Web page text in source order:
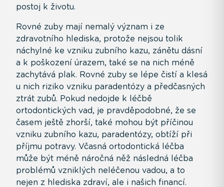
postoj k životu.
Rovné zuby mají nemalý význam i ze
zdravotního hlediska, protože nejsou tolik
náchylné ke vzniku zubního kazu, zánětu dásní
a k poškození úrazem, také se na nich méně
zachytává plak. Rovné zuby se lépe čistí a klesá
u nich riziko vzniku paradentózy a předčasných
ztrát zubů. Pokud nedojde k léčbě
ortodontických vad, je pravděpodobné, že se
časem ještě zhorší, také mohou být příčinou
vzniku zubního kazu, paradentózy, obtíží při
příjmu potravy. Včasná ortodontická léčba
může být méně náročná něž následná léčba
problémů vzniklých neléčenou vadou, a to
nejen z hlediska zdraví, ale i našich financí.